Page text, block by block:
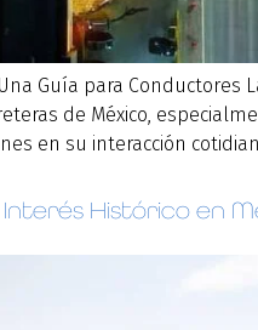
Guía para
de México,
en su interacción
Histórico en